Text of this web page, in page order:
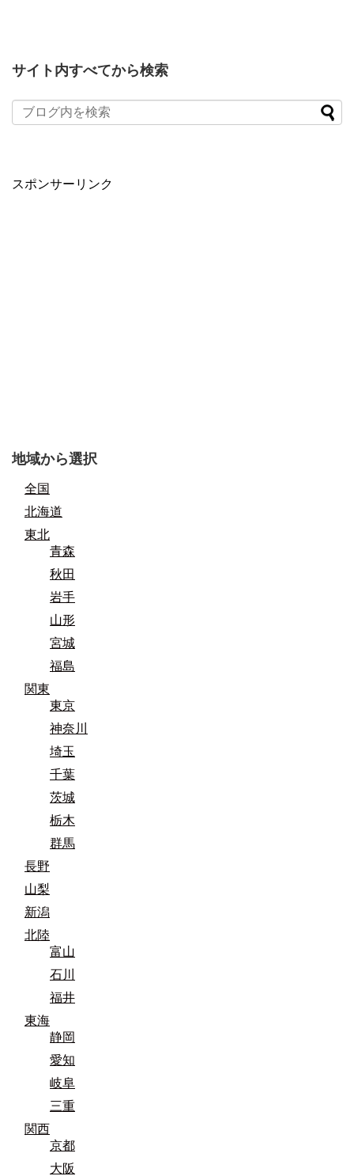
サイト内すべてから検索
スポンサーリンク
地域から選択
全国
北海道
東北
青森
秋田
岩手
山形
宮城
福島
関東
東京
神奈川
埼玉
千葉
茨城
栃木
群馬
長野
山梨
新潟
北陸
富山
石川
福井
東海
静岡
愛知
岐阜
三重
関西
京都
大阪